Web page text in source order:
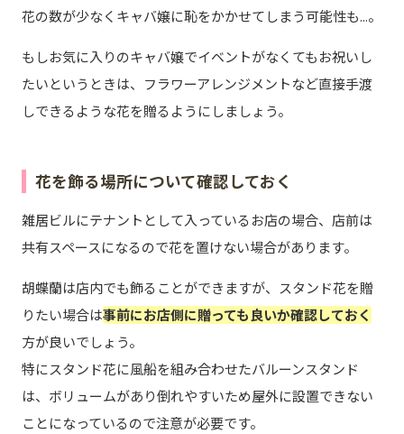
花の数が少なくキャバ嬢に恥をかかせてしまう可能性も...。
もしお気に入りのキャバ嬢でイベントがなくてもお祝いし
たいというときは、フラワーアレンジメントなど直接手渡
しできるような花を贈るようにしましょう。
花を飾る場所について確認しておく
雑居ビルにテナントとして入っているお店の場合、店前は
共有スペースになるので花を置けない場合があります。
胡蝶蘭は店内でも飾ることができますが、スタンド花を贈
りたい場合は事前にお店側に贈っても良いか確認しておく
方が良いでしょう。
特にスタンド花に風船を組み合わせたバルーンスタンド
は、ボリュームがあり倒れやすいため屋外に設置できない
ことになっているので注意が必要です。